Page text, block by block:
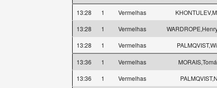
13:28 1 Vermelhas
13:28
1 Vermelhas
13:28
1 Vermelhas
13:36 1 Vermelhas
13:36
1 Vermelhas